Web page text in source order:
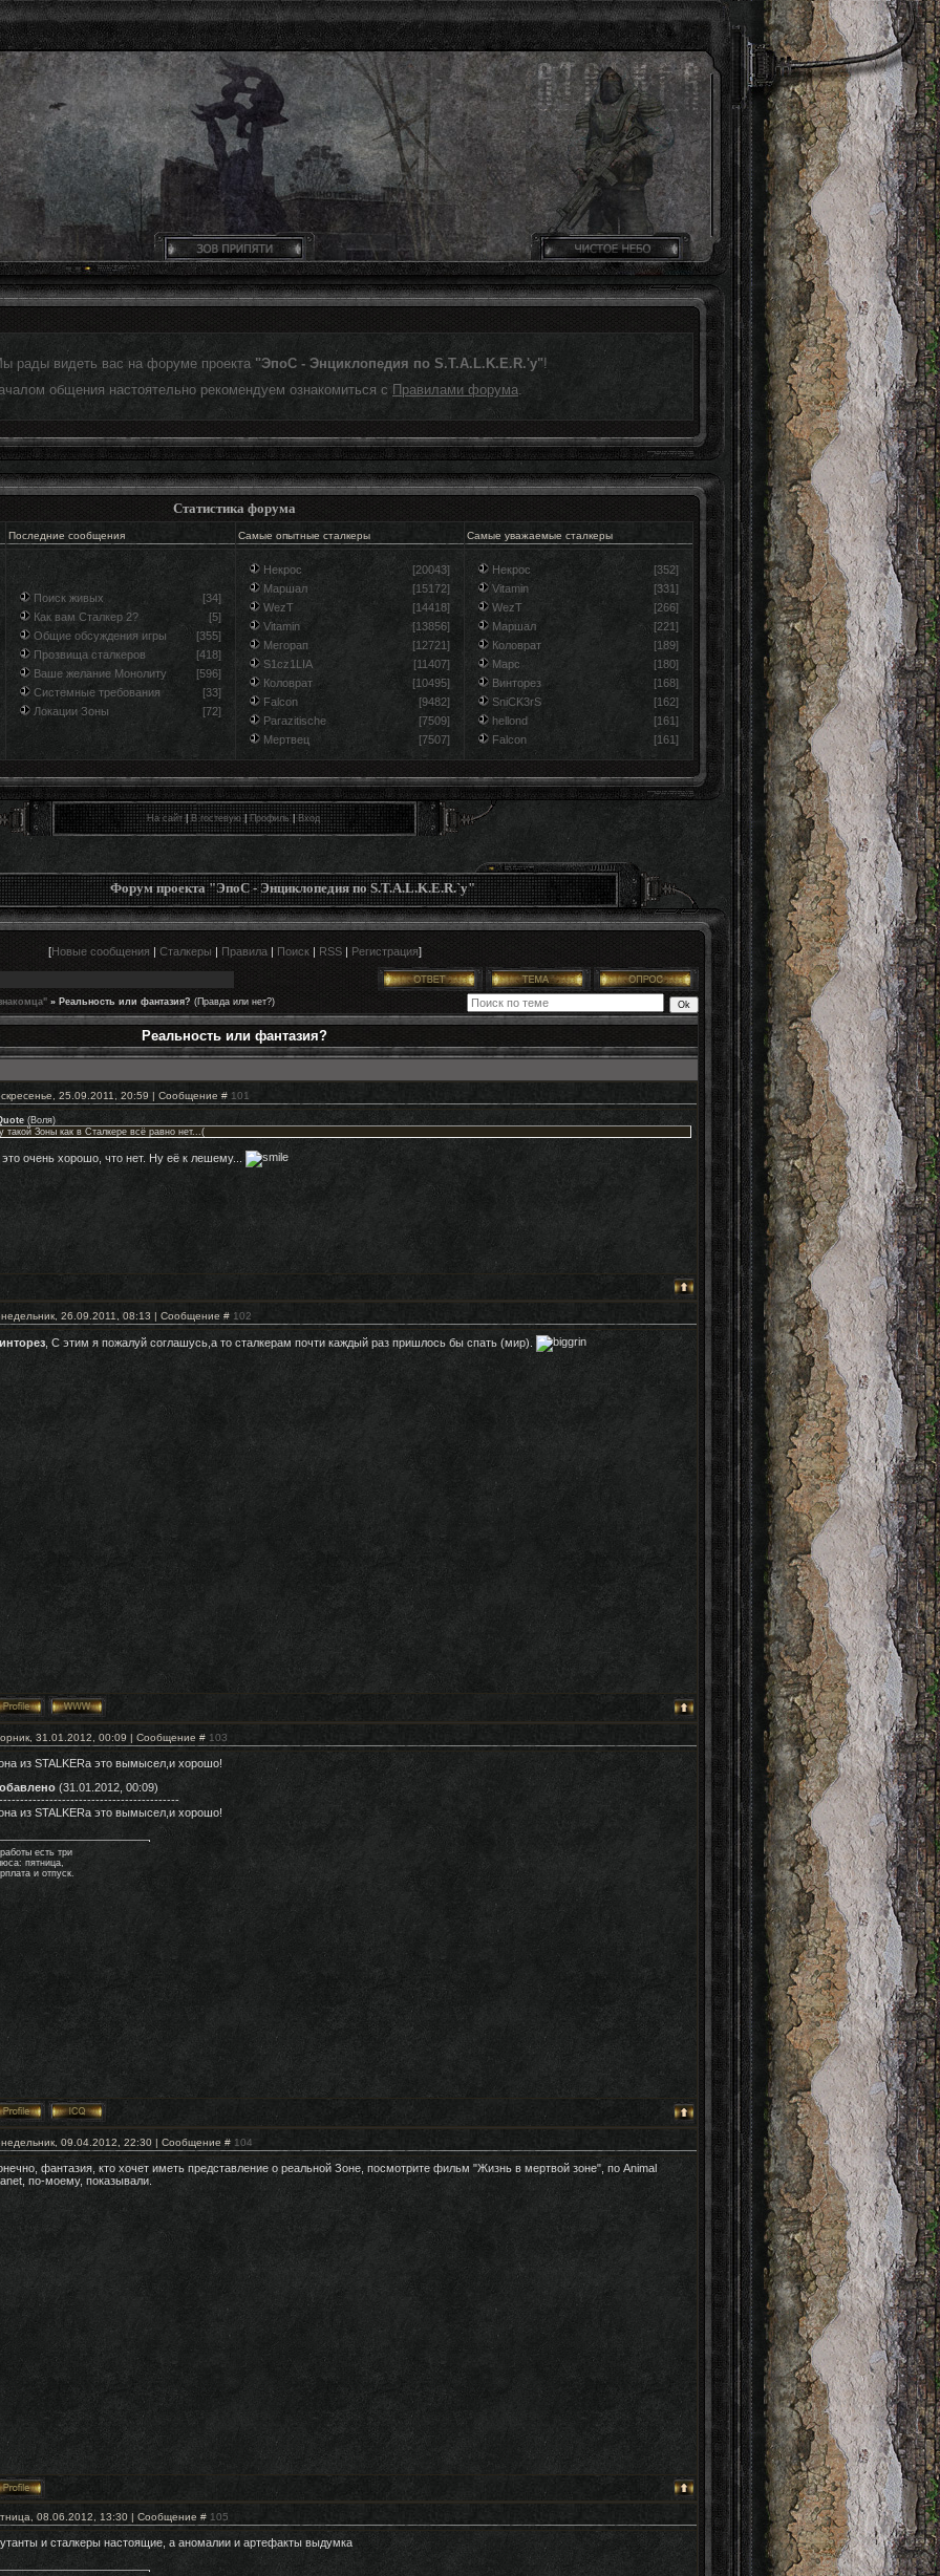
рады видеть вас на форуме проекта "ЭпоС - Энциклопедия по S.T.A.L.K.E.R.'у"!
общения настоятельно рекомендуем ознакомиться с Правилами форума.
Статистика форума
Последние сообщения Самые опытные сталкеры Самые уважаемые сталкеры
Поиск живых
[34]
Как вам Сталкер 2?
[5]
Общие обсуждения игры
[355]
Прозвища сталкеров
[418]
Ваше желание Монолиту
[596]
Системные требования
[33]
Локации Зоны
[72]
Некрос
[20043]
Маршал
[15172]
WezT
[14418]
Vitamin
[13856]
Мегорап
[12721]
S1cz1LIA
[11407]
Коловрат
[10495]
Falcon
[9482]
Parazitische
[7509]
Мертвец
[7507]
Некрос
[352]
Vitamin
[331]
WezT
[266]
Маршал
[221]
Коловрат
[189]
Марс
[180]
Винторез
[168]
SniCK3rS
[162]
hellond
[161]
Falcon
[161]
На сайт|В гостевую|Профиль|Вход
Форум проекта "ЭпоС - Энциклопедия по S.T.A.L.K.E.R.`у"
[Новые сообщения | Сталкеры | Правила| Поиск| RSS| Регистрация]
» Реальность или фантазия? (Правда или нет?)
Реальность или фантазия?
25.09.2011, 20:59 | Сообщение # 101
(Воля)
такой Зоны как в Сталкере всё равно нет...(
очень хорошо, что нет. Ну её к лешему...
26.09.2011, 08:13 | Сообщение # 102
, С этим я пожалуй соглашусь,а то сталкерам почти каждый раз пришлось бы спать (мир).
31.01.2012, 00:09 | Сообщение # 103
из STALKERа это вымысел,и хорошо!
(31.01.2012, 00:09)
из STALKERа это вымысел,и хорошо!
есть три
пятница,
и отпуск.
09.04.2012, 22:30 | Сообщение # 104
фантазия, кто хочет иметь представление о реальной Зоне, посмотрите фильм "Жизнь в мертвой зоне", по Animal
по-моему, показывали.
08.06.2012, 13:30 | Сообщение # 105
и сталкеры настоящие, а аномалии и артефакты выдумка